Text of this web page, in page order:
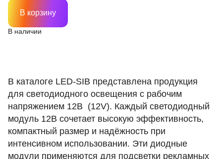
В наличии
В корзину
В каталоге LED‑SIB представлена продукция
для светодиодного освещения с рабочим
напряжением 12В (12V). Каждый светодиодный
модуль 12В сочетает высокую эффективность,
компактный размер и надёжность при
интенсивном использовании. Эти диодные
модули применяются для подсветки рекламных